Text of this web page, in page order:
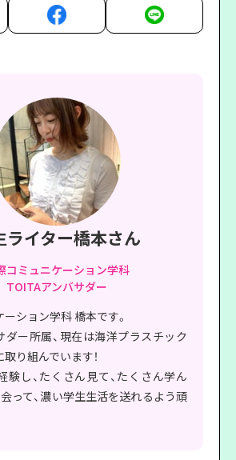
ライター橋本さん
コミュニケーション学科
TOITAアンバサダー
ション学科 橋本です。
ダー所属、現在は海洋プラスチック
り組んでいます！
験し、たくさん見て、たくさん学ん
って、濃い学生生活を送れるよう頑